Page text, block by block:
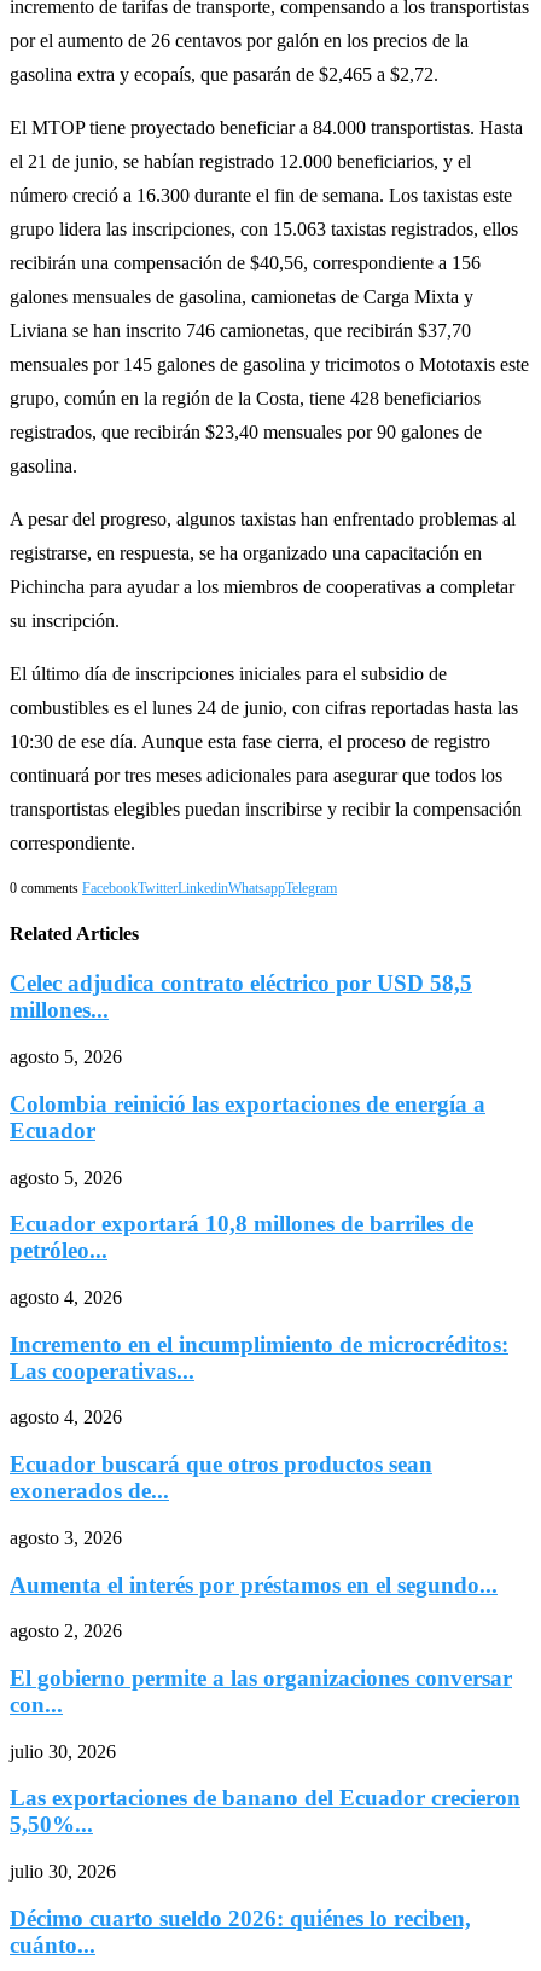
incremento de tarifas de transporte, compensando a los transportistas
por el aumento de 26 centavos por galón en los precios de la
gasolina extra y ecopaís, que pasarán de $2,465 a $2,72.
El MTOP tiene proyectado beneficiar a 84.000 transportistas. Hasta
el 21 de junio, se habían registrado 12.000 beneficiarios, y el
número creció a 16.300 durante el fin de semana. Los taxistas este
grupo lidera las inscripciones, con 15.063 taxistas registrados, ellos
recibirán una compensación de $40,56, correspondiente a 156
galones mensuales de gasolina, camionetas de Carga Mixta y
Liviana se han inscrito 746 camionetas, que recibirán $37,70
mensuales por 145 galones de gasolina y tricimotos o Mototaxis este
grupo, común en la región de la Costa, tiene 428 beneficiarios
registrados, que recibirán $23,40 mensuales por 90 galones de
gasolina.
A pesar del progreso, algunos taxistas han enfrentado problemas al
registrarse, en respuesta, se ha organizado una capacitación en
Pichincha para ayudar a los miembros de cooperativas a completar
su inscripción.
El último día de inscripciones iniciales para el subsidio de
combustibles es el lunes 24 de junio, con cifras reportadas hasta las
10:30 de ese día. Aunque esta fase cierra, el proceso de registro
continuará por tres meses adicionales para asegurar que todos los
transportistas elegibles puedan inscribirse y recibir la compensación
correspondiente.
0 comments FacebookTwitterLinkedinWhatsappTelegram
Related Articles
Celec adjudica contrato eléctrico por USD 58,5
millones...
agosto 5, 2026
Colombia reinició las exportaciones de energía a
Ecuador
agosto 5, 2026
Ecuador exportará 10,8 millones de barriles de
petróleo...
agosto 4, 2026
Incremento en el incumplimiento de microcréditos:
Las cooperativas...
agosto 4, 2026
Ecuador buscará que otros productos sean
exonerados de...
agosto 3, 2026
Aumenta el interés por préstamos en el segundo...
agosto 2, 2026
El gobierno permite a las organizaciones conversar
con...
julio 30, 2026
Las exportaciones de banano del Ecuador crecieron
5,50%...
julio 30, 2026
Décimo cuarto sueldo 2026: quiénes lo reciben,
cuánto...